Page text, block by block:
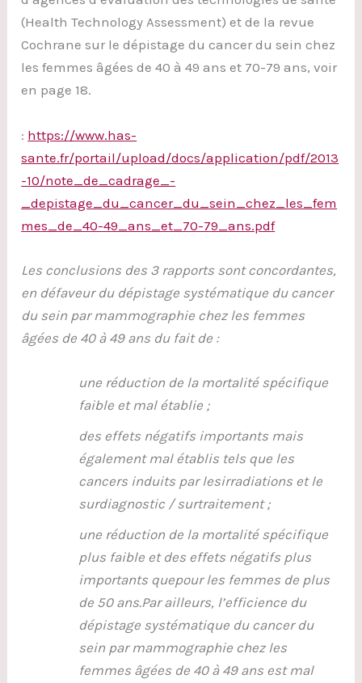
(Health Technology Assessment) et de la revue
Cochrane sur le dépistage du cancer du sein chez
les femmes âgées de 40 à 49 ans et 70-79 ans, voir
en page 18.
: https://www.has-
sante.fr/portail/upload/docs/application/pdf/2013
-10/note_de_cadrage_-
_depistage_du_cancer_du_sein_chez_les_fem
mes_de_40-49_ans_et_70-79_ans.pdf
Les conclusions des 3 rapports sont concordantes,
en défaveur du dépistage systématique du cancer
du sein par mammographie chez les femmes
âgées de 40 à 49 ans du fait de :
une réduction de la mortalité spécifique
faible et mal établie ;
des effets négatifs importants mais
également mal établis tels que les
cancers induits par lesirradiations et le
surdiagnostic / surtraitement ;
une réduction de la mortalité spécifique
plus faible et des effets négatifs plus
importants quepour les femmes de plus
de 50 ans.Par ailleurs, l’efficience du
dépistage systématique du cancer du
sein par mammographie chez les
femmes âgées de 40 à 49 ans est mal